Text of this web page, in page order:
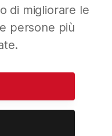
di migliorare le
persone più